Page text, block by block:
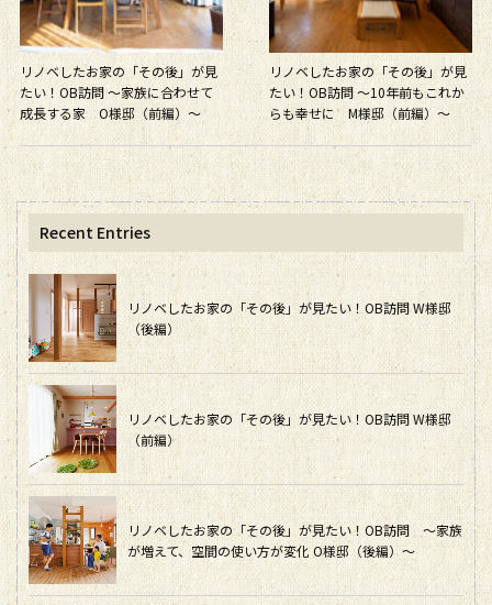
リノベしたお家の「その後」が見
たい！OB訪問 〜家族に合わせて
成長する家 O様邸（前編）〜
リノベしたお家の「その後」が見
たい！OB訪問 〜10年前もこれか
らも幸せに M様邸（前編）〜
Recent Entries
リノベしたお家の「その後」が見たい！OB訪問 W様邸
（後編）
リノベしたお家の「その後」が見たい！OB訪問 W様邸
（前編）
リノベしたお家の「その後」が見たい！OB訪問 ～家族
が増えて、空間の使い方が変化 O様邸（後編）～